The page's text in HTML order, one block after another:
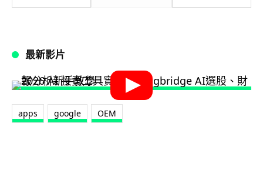
最新影片
apps google OEM